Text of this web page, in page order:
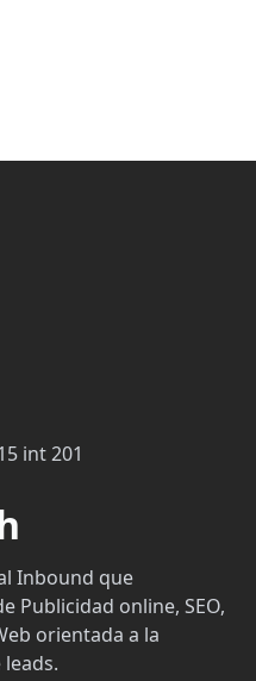
int 201
Inbound que
Publicidad online, SEO,
orientada a la